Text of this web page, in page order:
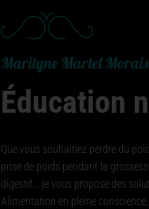
Marilyne Martel Morais
Éducation
Que vous souhaitiez perdre du
prise de poids pendant la
digestif... je vous propose des
Alimentation en pleine